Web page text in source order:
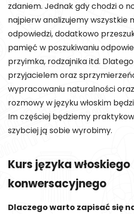
zdaniem. Jednak gdy chodzi o
najpierw analizujemy wszystkie
odpowiedzi, dodatkowo
pamięć w poszukiwaniu
przyimka, rodzajnika itd.
przyjacielem oraz
wypracowaniu naturalności
rozmowy w języku włoskim
Im częściej będziemy
szybciej ją sobie wyrobimy.
Kurs języka włoskiego
konwersacyjnego
Dlaczego warto zapisać się